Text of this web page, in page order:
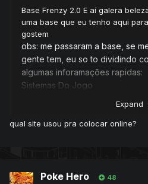
Base Frenzy 2.0 E aí galera
uma base que eu tenho aqui
gostem
obs: me passaram a base, se
gente tem, eu so to dividindo
algumas inforamações rapidas:
Sistemas Do Jogo
Sistema de Profissão 100%
Download Completo Cliente
Expand
qual site usou pra colocar online?
Poke Hero 48